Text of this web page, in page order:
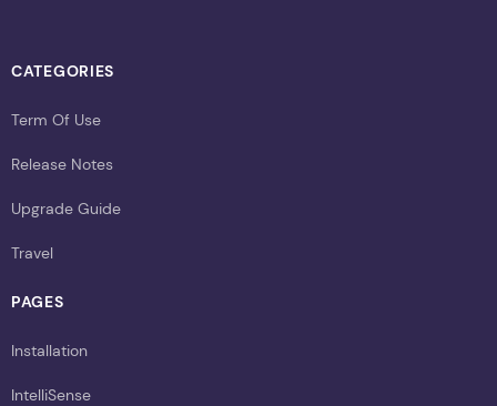
CATEGORIES
Term Of Use
Release Notes
Upgrade Guide
Travel
PAGES
Installation
IntelliSense